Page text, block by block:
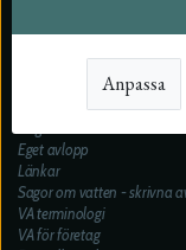
Anpassa
Dricksvatten
Ledningsnätet
Eget avlopp
Länkar
Sagor om vatten - skrivna
VA terminologi
VA för företag